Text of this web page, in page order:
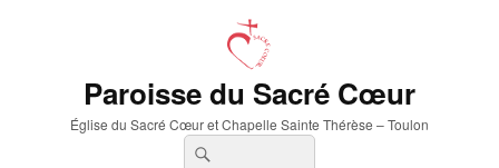
Paroisse du Sacré Cœur
Église du Sacré Cœur et Chapelle Sainte Thérèse – Toulon
Recherche :